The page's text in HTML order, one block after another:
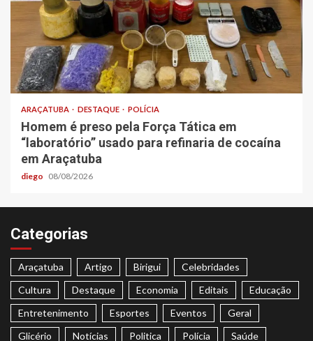
ARAÇATUBA DESTAQUE POLÍCIA
Homem é preso pela Força Tática em
“laboratório” usado para refinaria de cocaína
em Araçatuba
diego 08/08/2026
Categorias
Araçatuba Artigo Birigui
Celebridades
Cultura
Destaque Economia Editais
Educação
Entretenimento
Esportes Eventos
Geral
Glicério
Notícias Politica Polícia
Saúde